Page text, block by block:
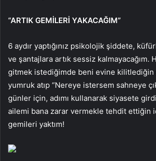
“ARTIK GEMİLERİ YAKACAĞIM”
6 aydır yaptığınız psikolojik şiddete,
ve şantajlara artık sessiz kalmayacağım.
gitmek istediğimde beni evine kilitlediğin
yumruk atıp “Nereye istersem sahneye
günler için, adımı kullanarak siyasete
ailemi bana zarar vermekle tehdit ettiğin
gemileri yaktım!